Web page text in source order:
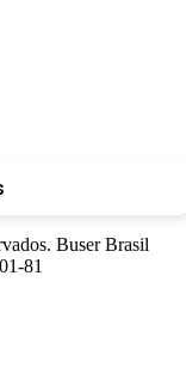
Buser Brasil
81